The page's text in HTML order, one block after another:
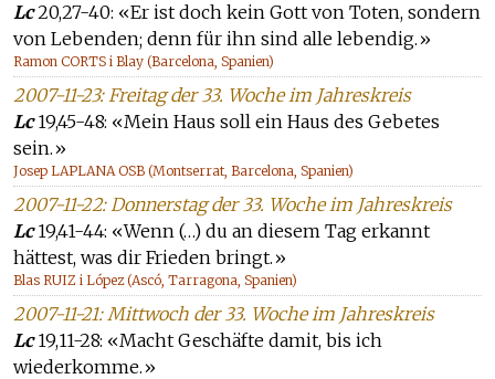
Lc20,27-40: «Er ist doch kein Gott von Toten, sondern
von Lebenden; denn für ihn sind alle lebendig.»
Ramon CORTS i Blay (Barcelona, Spanien)
2007-11-23: Freitag der 33. Woche im Jahreskreis
Lc19,45-48: «Mein Haus soll ein Haus des Gebetes
sein.»
Josep LAPLANA OSB (Montserrat, Barcelona, Spanien)
2007-11-22: Donnerstag der 33. Woche im Jahreskreis
Lc19,41-44: «Wenn (…) du an diesem Tag erkannt
hättest, was dir Frieden bringt.»
Blas RUIZ i López (Ascó, Tarragona, Spanien)
2007-11-21: Mittwoch der 33. Woche im Jahreskreis
Lc19,11-28: «Macht Geschäfte damit, bis ich
wiederkomme.»